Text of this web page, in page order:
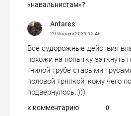
«навальнистам»?
Antares
29 Января 2021 15:46
Все судорожные действия
похожи на попытку заткнуть
гнилой трубе старыми
половой тряпкой, кому чего
подвернулось.:)))
к комментарию 0